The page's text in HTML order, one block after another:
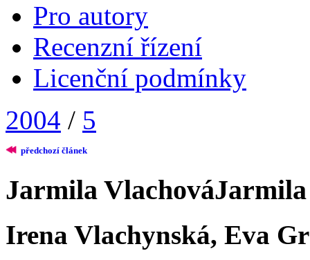
Pro autory
Recenzní řízení
Licenční podmínky
2004 / 5
předchozí článek
Jarmila Vlachová
Irena Vlachynská, Eva